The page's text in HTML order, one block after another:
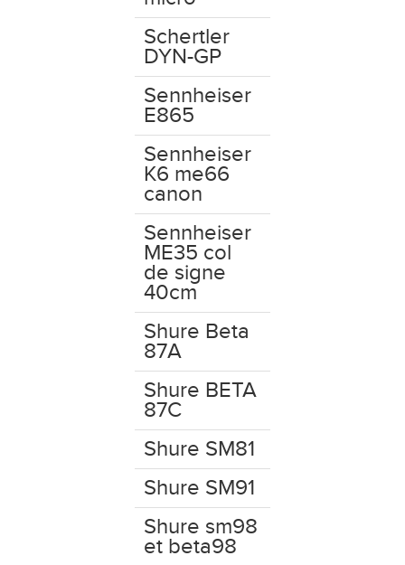
Schertler
DYN-GP
Sennheiser
E865
Sennheiser
K6 me66
canon
Sennheiser
ME35 col
de signe
40cm
Shure Beta
87A
Shure BETA
87C
Shure SM81
Shure SM91
Shure sm98
et beta98